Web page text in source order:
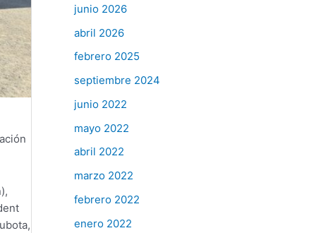
junio 2026
abril 2026
febrero 2025
septiembre 2024
junio 2022
mayo 2022
abril 2022
marzo 2022
febrero 2022
enero 2022